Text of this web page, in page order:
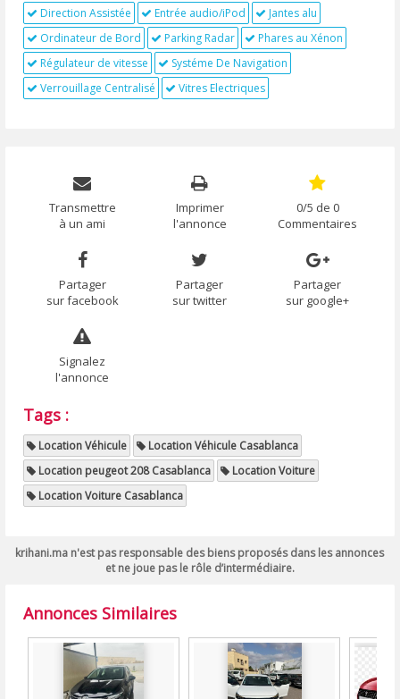
Direction Assistée
Entrée audio/iPod
Jantes alu
Ordinateur de Bord
Parking Radar
Phares au Xénon
Régulateur de vitesse
Systéme De Navigation
Verrouillage Centralisé
Vitres Electriques
Transmettre
à un ami
Imprimer
l'annonce
0/5 de 0
Commentaires
Partager
sur facebook
Partager
sur twitter
Partager
sur google+
Signalez
l'annonce
Tags :
Location Véhicule
Location Véhicule Casablanca
Location peugeot 208 Casablanca
Location Voiture
Location Voiture Casablanca
krihani.ma n'est pas responsable des biens proposés dans les annonces
et ne joue pas le rôle d’intermédiaire.
Annonces Similaires